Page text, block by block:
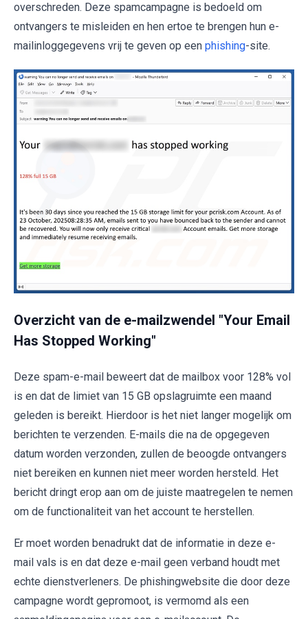
overschreden. Deze spamcampagne is bedoeld om
ontvangers te misleiden en hen ertoe te brengen hun e-
mailinloggegevens vrij te geven op een phishing-site.
Overzicht van de e-mailzwendel "Your Email
Has Stopped Working"
Deze spam-e-mail beweert dat de mailbox voor 128% vol
is en dat de limiet van 15 GB opslagruimte een maand
geleden is bereikt. Hierdoor is het niet langer mogelijk om
berichten te verzenden. E-mails die na de opgegeven
datum worden verzonden, zullen de beoogde ontvangers
niet bereiken en kunnen niet meer worden hersteld. Het
bericht dringt erop aan om de juiste maatregelen te nemen
om de functionaliteit van het account te herstellen.
Er moet worden benadrukt dat de informatie in deze e-
mail vals is en dat deze e-mail geen verband houdt met
echte dienstverleners. De phishingwebsite die door deze
campagne wordt gepromoot, is vermomd als een